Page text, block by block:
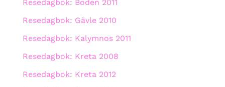
Resedagbok: Boden 2011
Resedagbok: Gävle 2010
Resedagbok: Kalymnos 2011
Resedagbok: Kreta 2008
Resedagbok: Kreta 2012